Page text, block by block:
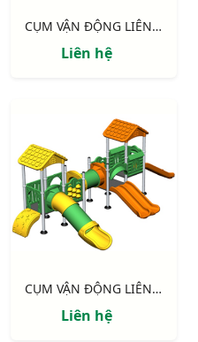
CỤM VẬN ĐỘNG LIÊN HOÀN LLDPE NIK155110HH
Liên hệ
CỤM VẬN ĐỘNG LIÊN HOÀN LLDPE NIK155120NN
Liên hệ